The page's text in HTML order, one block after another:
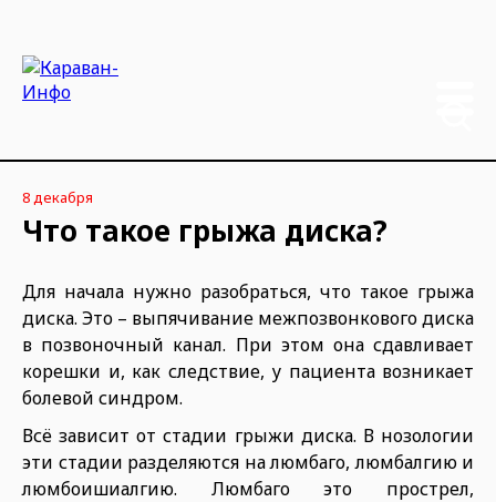
8 декабря
Что такое грыжа диска?
Для начала нужно разобраться, что такое грыжа
диска. Это – выпячивание межпозвонкового диска
в позвоночный канал. При этом она сдавливает
корешки и, как следствие, у пациента возникает
болевой синдром.
Всё зависит от стадии грыжи диска. В нозологии
эти стадии разделяются на люмбаго, люмбалгию и
люмбоишиалгию. Люмбаго это прострел,